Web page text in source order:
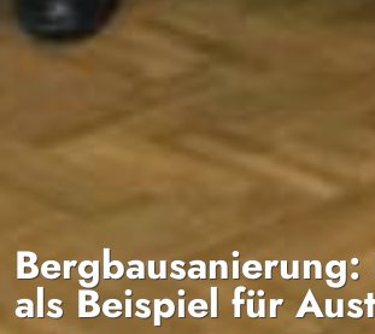
Bergbausanierung:
als Beispiel für